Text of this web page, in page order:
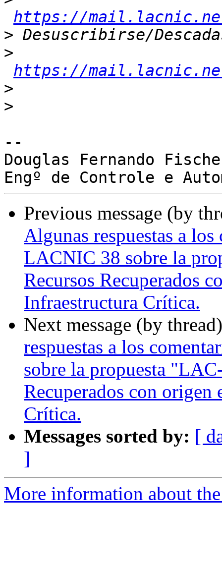
https://
>
>
https://
>
>
--
Douglas Fernando
Previous message (by
Algunas respuestas a
LACNIC 38 sobre la
Recursos Recuperados
Infraestructura Crítica.
Next message (by
respuestas a los
sobre la propuesta
Recuperados con origen
Crítica.
Messages sorted by: [
]
More information about